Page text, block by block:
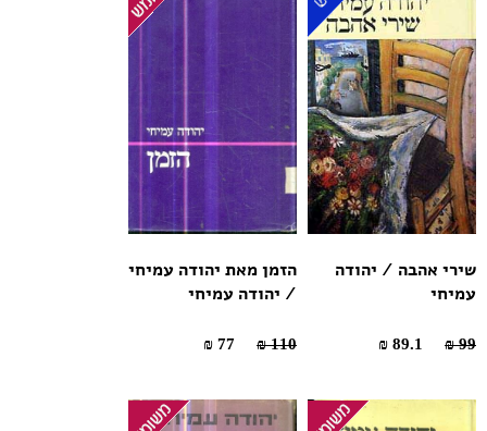
שירי אהבה / יהודה
עמיחי
99 ₪
הזמן מאת יהודה עמיחי
/ יהודה עמיחי
110 ₪